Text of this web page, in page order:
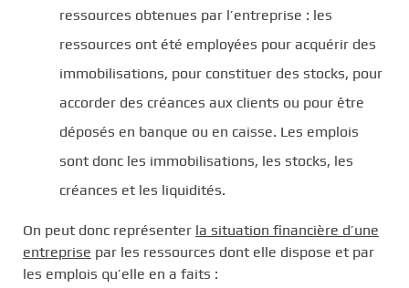
ressources obtenues par l’entreprise : les
ressources ont été employées pour acquérir des
immobilisations, pour constituer des stocks, pour
accorder des créances aux clients ou pour être
déposés en banque ou en caisse. Les emplois
sont donc les immobilisations, les stocks, les
créances et les liquidités.
On peut donc représenter la situation financière d’une
entreprise par les ressources dont elle dispose et par
les emplois qu’elle en a faits :